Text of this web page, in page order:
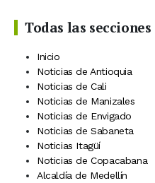
Todas las secciones
Inicio
Noticias de Antioquia
Noticias de Cali
Noticias de Manizales
Noticias de Envigado
Noticias de Sabaneta
Noticias Itagüí
Noticias de Copacabana
Alcaldía de Medellín